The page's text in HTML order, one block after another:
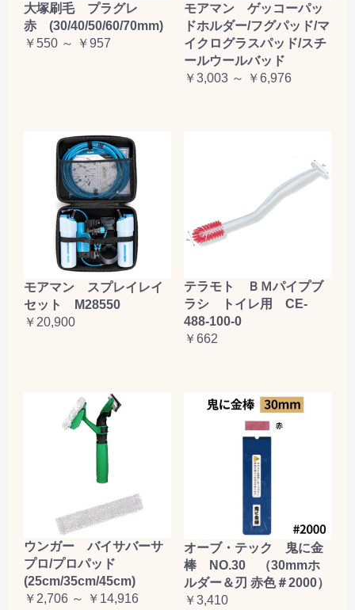
大塚刷毛 プラグレ
赤 (30/40/50/60/70mm)
￥550 ～ ￥957
モアマン ゲッコーパッ
ドホルダー/フグパッド/マ
イクログラスパッド/スチ
ールウールバッド
￥3,003 ～ ￥6,976
モアマン スプレイレイ
セット M28550
￥20,900
テラモト ＢＭパイプブ
ラシ トイレ用 CE-
488-100-0
￥662
ウンガー バイサバーサ
プロ/プロパッド
(25cm/35cm/45cm)
￥2,706 ～ ￥14,916
オーブ・テック 鬼に金
棒 NO.30 （30mmホ
ルダー＆刃 赤色＃2000）
￥3,410